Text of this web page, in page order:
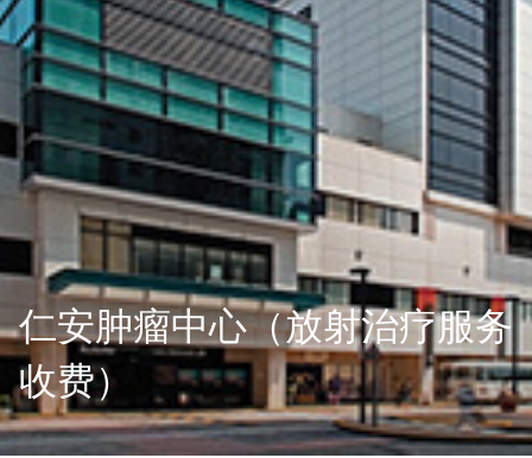
仁安肿瘤中心（放射治疗服务
收费）